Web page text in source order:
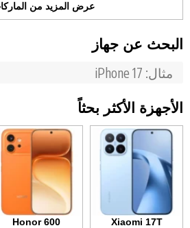
عرض المزيد من
البحث عن جهاز
الأجهزة الأكثر بحثاً
Xiaomi 17T
Honor 600